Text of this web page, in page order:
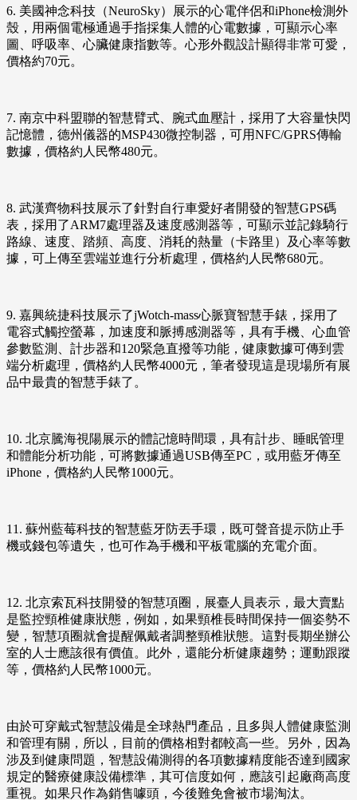
6. 美國神念科技（NeuroSky）展示的心電伴侶和iPhone檢測外
殼，用兩個電極通過手指採集人體的心電數據，可顯示心率
圖、呼吸率、心臟健康指數等。心形外觀設計顯得非常可愛，
價格約70元。
7. 南京中科盟聯的智慧臂式、腕式血壓計，採用了大容量快閃
記憶體，德州儀器的MSP430微控制器，可用NFC/GPRS傳輸
數據，價格約人民幣480元。
8. 武漢齊物科技展示了針對自行車愛好者開發的智慧GPS碼
表，採用了ARM7處理器及速度感測器等，可顯示並記錄騎行
路線、速度、踏頻、高度、消耗的熱量（卡路里）及心率等數
據，可上傳至雲端並進行分析處理，價格約人民幣680元。
9. 嘉興統捷科技展示了jWotch-mass心脈寶智慧手錶，採用了
電容式觸控螢幕，加速度和脈搏感測器等，具有手機、心血管
參數監測、計步器和120緊急直撥等功能，健康數據可傳到雲
端分析處理，價格約人民幣4000元，筆者發現這是現場所有展
品中最貴的智慧手錶了。
10. 北京騰海視陽展示的體記憶時間環，具有計步、睡眠管理
和體能分析功能，可將數據通過USB傳至PC，或用藍牙傳至
iPhone，價格約人民幣1000元。
11. 蘇州藍莓科技的智慧藍牙防丟手環，既可聲音提示防止手
機或錢包等遺失，也可作為手機和平板電腦的充電介面。
12. 北京索瓦科技開發的智慧項圈，展臺人員表示，最大賣點
是監控頸椎健康狀態，例如，如果頸椎長時間保持一個姿勢不
變，智慧項圈就會提醒佩戴者調整頸椎狀態。這對長期坐辦公
室的人士應該很有價值。此外，還能分析健康趨勢；運動跟蹤
等，價格約人民幣1000元。
由於可穿戴式智慧設備是全球熱門產品，且多與人體健康監測
和管理有關，所以，目前的價格相對都較高一些。另外，因為
涉及到健康問題，智慧設備測得的各項數據精度能否達到國家
規定的醫療健康設備標準，其可信度如何，應該引起廠商高度
重視。如果只作為銷售噱頭，今後難免會被市場淘汰。